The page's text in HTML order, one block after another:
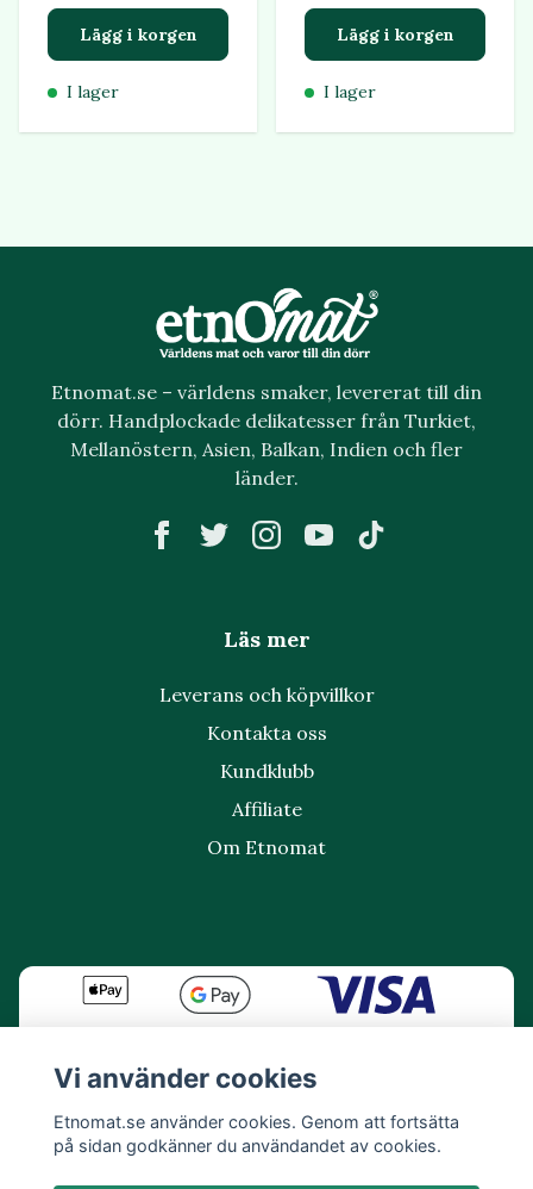
Lägg i korgen
I lager
Lägg i korgen
I lager
Etnomat.se – världens smaker, levererat till din
dörr. Handplockade delikatesser från Turkiet,
Mellanöstern, Asien, Balkan, Indien och fler
länder.
Läs mer
Leverans och köpvillkor
Kontakta oss
Kundklubb
Affiliate
Om Etnomat
Vi använder cookies
Etnomat.se använder cookies. Genom att fortsätta
på sidan godkänner du användandet av cookies.